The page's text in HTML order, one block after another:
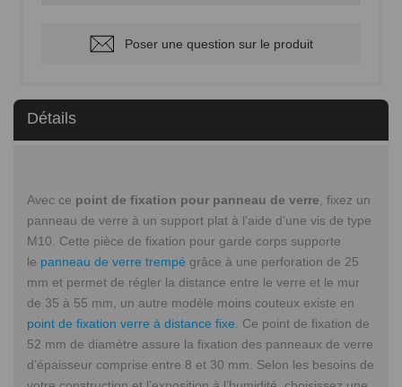
Poser une question sur le produit
Détails
Avec ce point de fixation pour panneau de verre, fixez un
panneau de verre à un support plat à l’aide d’une vis de type
M10. Cette pièce de fixation pour garde corps supporte
le panneau de verre trempé grâce à une perforation de 25
mm et permet de régler la distance entre le verre et le mur
de 35 à 55 mm, un autre modèle moins couteux existe en
point de fixation verre à distance fixe. Ce point de fixation de
52 mm de diamètre assure la fixation des panneaux de verre
d’épaisseur comprise entre 8 et 30 mm. Selon les besoins de